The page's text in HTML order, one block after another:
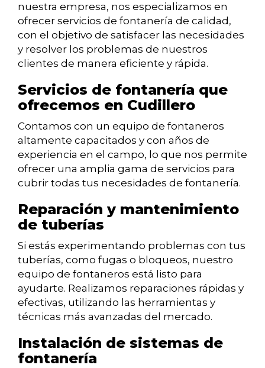
nuestra empresa, nos especializamos en
ofrecer servicios de fontanería de calidad,
con el objetivo de satisfacer las necesidades
y resolver los problemas de nuestros
clientes de manera eficiente y rápida.
Servicios de fontanería que
ofrecemos en Cudillero
Contamos con un equipo de fontaneros
altamente capacitados y con años de
experiencia en el campo, lo que nos permite
ofrecer una amplia gama de servicios para
cubrir todas tus necesidades de fontanería.
Reparación y mantenimiento
de tuberías
Si estás experimentando problemas con tus
tuberías, como fugas o bloqueos, nuestro
equipo de fontaneros está listo para
ayudarte. Realizamos reparaciones rápidas y
efectivas, utilizando las herramientas y
técnicas más avanzadas del mercado.
Instalación de sistemas de
fontanería